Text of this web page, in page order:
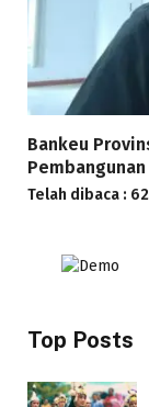
Bankeu
Telah dibaca :
Top Posts